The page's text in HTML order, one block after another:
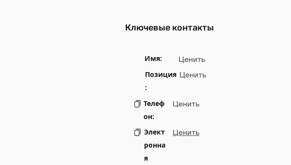
Ключевые контакты
Имя:
Ценить
Позиция
:
Ценить
Телеф
он:
Ценить
Элект
ронна
я
Ценить